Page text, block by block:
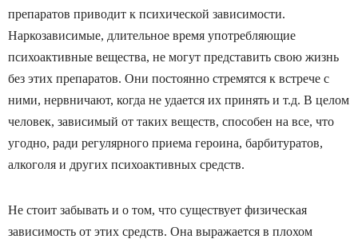
препаратов приводит к психической зависимости.
Наркозависимые, длительное время употребляющие
психоактивные вещества, не могут представить свою жизнь
без этих препаратов. Они постоянно стремятся к встрече с
ними, нервничают, когда не удается их принять и т.д. В целом
человек, зависимый от таких веществ, способен на все, что
угодно, ради регулярного приема героина, барбитуратов,
алкоголя и других психоактивных средств.
Не стоит забывать и о том, что существует физическая
зависимость от этих средств. Она выражается в плохом